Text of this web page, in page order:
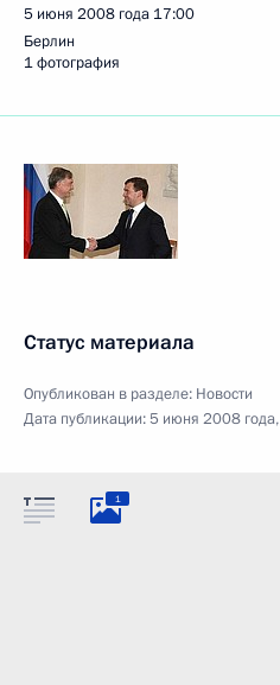
5 июня 2008 года 17:00
Берлин
1 фотография
Статус материала
Опубликован в разделе: Новости
Дата публикации:5 июня 2008
1